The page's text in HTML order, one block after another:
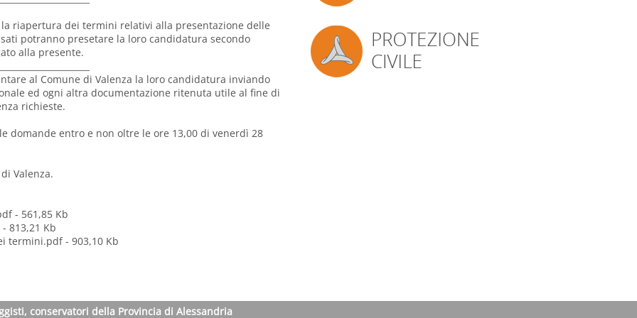
riapertura dei termini relativi alla presentazione delle
potranno presetare la loro candidatura secondo
alla presente.
al Comune di Valenza la loro candidatura inviando
ed ogni altra documentazione ritenuta utile al fine di
richieste.
domande entro e non oltre le ore 13,00 di venerdì 28
Valenza.
- 561,85 Kb
- 813,21 Kb
termini.pdf- 903,10 Kb
conservatori della Provincia di Alessandria